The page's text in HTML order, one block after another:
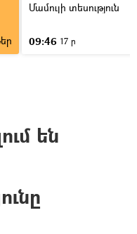
Մամուլի տեսություն
09:46 17 ր
են